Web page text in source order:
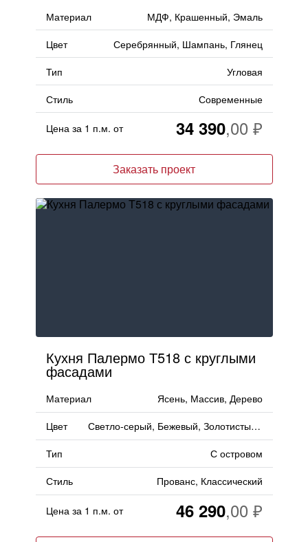
Материал
МДФ, Крашенный, Эмаль
Цвет
Серебрянный, Шампань, Глянец
Тип
Угловая
Стиль
Современные
Цена за 1 п.м. от 34 390
Заказать проект
Кухня Палермо Т518 с круглыми
фасадами
Материал
Ясень, Массив, Дерево
Цвет
Светло-серый, Бежевый, Золотистый, Серый
Тип
С островом
Стиль
Прованс, Классический
Цена за 1 п.м. от 46 290